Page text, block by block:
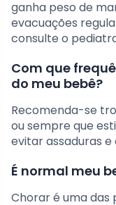
ganha peso de
evacuações
consulte o
Com que
do meu bebê?
Recomenda-se
ou sempre que
evitar assaduras
É normal meu
Chorar é uma das